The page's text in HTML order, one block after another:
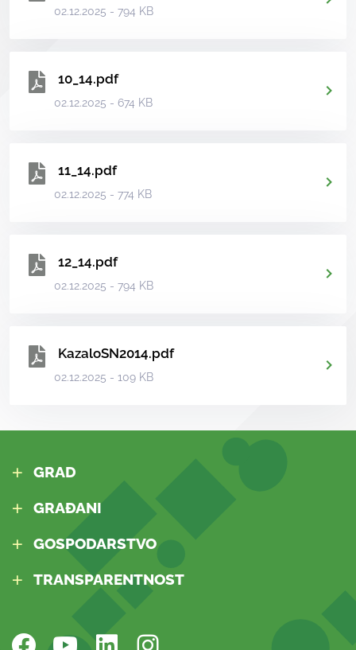
02.12.2025 - 794 KB
10_14.pdf
02.12.2025 - 674 KB
11_14.pdf
02.12.2025 - 774 KB
12_14.pdf
02.12.2025 - 794 KB
KazaloSN2014.pdf
02.12.2025 - 109 KB
GRAD
GRAĐANI
GOSPODARSTVO
TRANSPARENTNOST